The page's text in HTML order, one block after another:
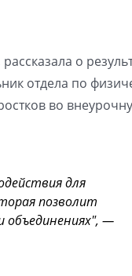
о
отдела по
во
для
позволит
объединениях", —